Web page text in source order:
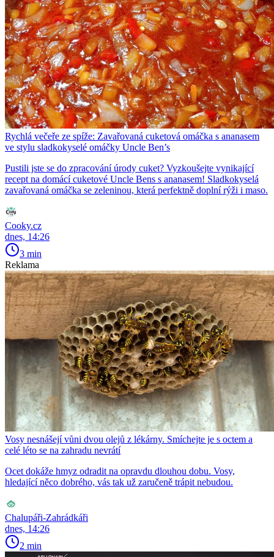
Rychlá večeře ze spíže: Zavařovaná cuketová omáčka s ananasem
ve stylu sladkokyselé omáčky Uncle Ben’s
Pustili jste se do zpracování úrody cuket? Vyzkoušejte vynikající
recept na domácí cuketové Uncle Bens s ananasem! Sladkokyselá
zavařovaná omáčka se zeleninou, která perfektně doplní rýži i maso.
Cooky.cz
dnes, 14:26
3 min
Reklama
Vosy nesnášejí vůni dvou olejů z lékárny. Smíchejte je s octem a
celé léto se na zahradu nevrátí
Ocet dokáže hmyz odradit na opravdu dlouhou dobu. Vosy,
hledající něco dobrého, vás tak už zaručeně trápit nebudou.
Chalupáři-Zahrádkáři
dnes, 14:26
2 min